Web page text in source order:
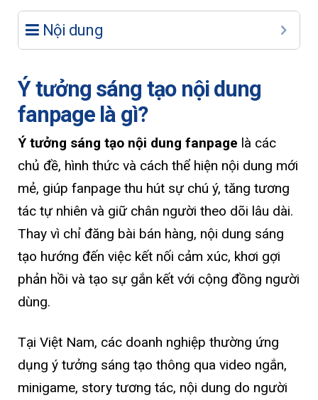
Nội dung
Ý tưởng sáng tạo nội dung
fanpage là gì?
Ý tưởng sáng tạo nội dung fanpage là các
chủ đề, hình thức và cách thể hiện nội dung mới
mẻ, giúp fanpage thu hút sự chú ý, tăng tương
tác tự nhiên và giữ chân người theo dõi lâu dài.
Thay vì chỉ đăng bài bán hàng, nội dung sáng
tạo hướng đến việc kết nối cảm xúc, khơi gợi
phản hồi và tạo sự gắn kết với cộng đồng người
dùng.
Tại Việt Nam, các doanh nghiệp thường ứng
dụng ý tưởng sáng tạo thông qua video ngắn,
minigame, story tương tác, nội dung do người